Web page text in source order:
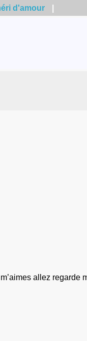
d'amour
allez regarde